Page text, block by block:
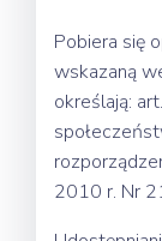
Pobiera się
wskazaną
określają:
2010 r. Nr